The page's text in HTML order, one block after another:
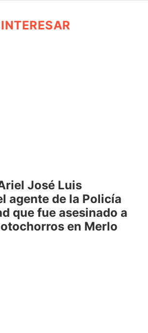
José Luis
agente de la Policía
que fue asesinado a
en Merlo